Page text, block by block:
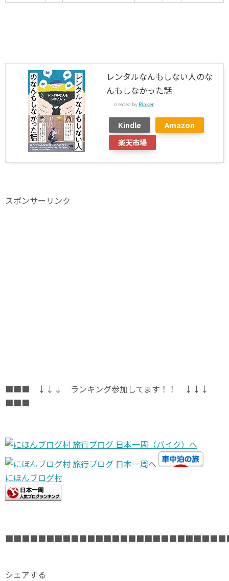
レンタルなんもしない人のな
んもしなかった話
created by Rinker
Kindle
Amazon
楽天市場
スポンサーリンク
■■■ ↓↓↓ ランキング参加してます！！ ↓↓↓
■■■
にほんブログ村
シェアする